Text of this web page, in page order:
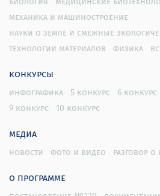
механика и машиностроение
науки о земле и смежные
технологии материалов
физика
конкурсы
инфографика 5 конкурс 6 конкурс
9 конкурс
10 конкурс
медиа
новости фото и видео разговор о
о программе